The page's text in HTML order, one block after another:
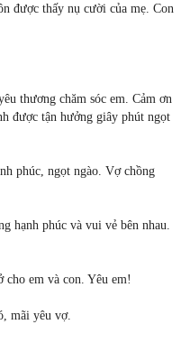
được thấy nụ cười của mẹ. Con
thương chăm sóc em. Cảm ơn
được tận hưởng giây phút ngọt
phúc, ngọt ngào. Vợ chồng
hạnh phúc và vui vẻ bên nhau.
em và con. Yêu em!
mãi yêu vợ.